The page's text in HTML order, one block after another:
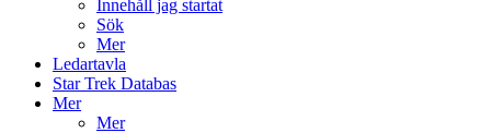
Innehåll jag startat
Sök
Mer
Ledartavla
Star Trek Databas
Mer
Mer